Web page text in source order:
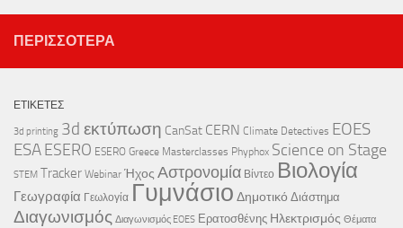
ΠΕΡΙΣΣΌΤΕΡΑ
ΕΤΙΚΈΤΕΣ
3d printing 3d εκτύπωση CanSat CERN Climate Detectives EOES
ESAESERO ESERO Greece Masterclasses Phyphox Science on Stage
STEM Tracker Webinar Ήχος Αστρονομία Βίντεο Βιολογία
Γεωγραφία Γεωλογία Γυμνάσιο Δημοτικό Διάστημα
Διαγωνισμός Διαγωνισμός EOES Ερατοσθένης Ηλεκτρισμός Θέματα